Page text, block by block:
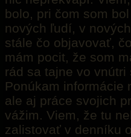
bolo, pri čom som
nových ľudí, v
stále čo objavovať,
mám pocit, že som
rád sa tajne vo
Ponúkam informácie
ale aj práce svojich
vážim. Viem, že tu
zalistovať v denníku